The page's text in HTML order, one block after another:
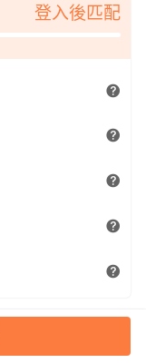
登入後匹配